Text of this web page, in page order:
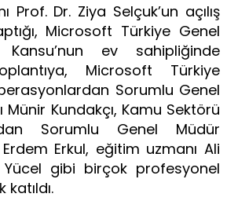
Prof. Dr. Ziya Selçuk’un açılış
Microsoft Türkiye Genel
ev sahipliğinde
Microsoft Türkiye
Sorumlu Genel
Münir Kundakçı, Kamu Sektörü
Sorumlu Genel Müdür
Erdem Erkul, eğitim uzmanı Ali
gibi birçok profesyonel